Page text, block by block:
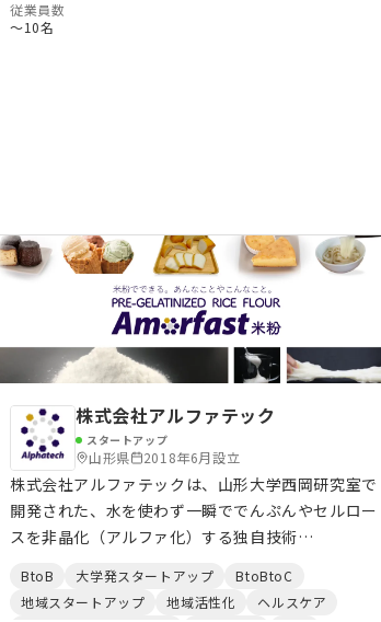
around the world with a drive to Be Better and
Do Better. In everything we do - even if it is
are backed by a group of international
investors with a VC and angels from Japan,
USA, UK, Germany, Taiwan and Australia.
従業員数
〜10名
株式会社アルファテック
スタートアップ
山形県 2018年6月設立
株式会社アルファテックは、山形大学西岡研究室で
開発された、水を使わず一瞬ででんぷんやセルロー
スを非晶化（アルファ化）する独自技術
業です。 「水不要・一瞬」ででんぷんが食べられ
るようになることは非常に画期的で、20世紀の電子
BtoB 大学発スタートアップ
BtoBtoC
地域スタートアップ
地域活性化
ヘルスケア